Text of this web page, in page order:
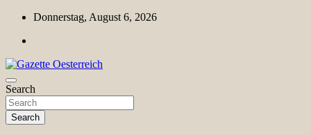
Skip
content
Donnerstag, August 6, 2026
Gazette Oesterreich
Magazin für Freizeit, Politik, Kultur & Wissenschaft
Search
Search